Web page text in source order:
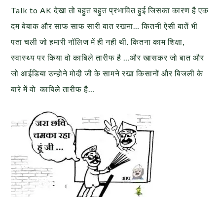
Talk to AK देखा तो बहुत बहुत प्रभावित हुई जिसका कारण है एक
दम बेबाक और साफ साफ सारी बात रखना… कितनी ऐसी बातें भी
पता चली जो हमारी नॉलिज में ही नही थी. कितना काम शिक्षा,
स्वास्थ्य पर किया वो काबिले तारीफ है …और खासकर जो बात और
जो आईडिया उन्होने मोदी जी के सामने रखा किसानों और बिजली के
बारे में वो काबिले तारीफ है…